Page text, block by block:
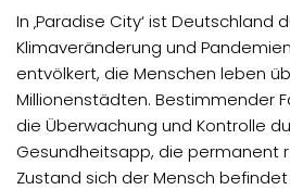
In ‚Paradise City‘ ist Deutschland
Klimaveränderung und
entvölkert, die Menschen leben
Millionenstädten. Bestimmender
die Überwachung und Kontrolle
Gesundheitsapp, die permanent
Zustand sich der Mensch